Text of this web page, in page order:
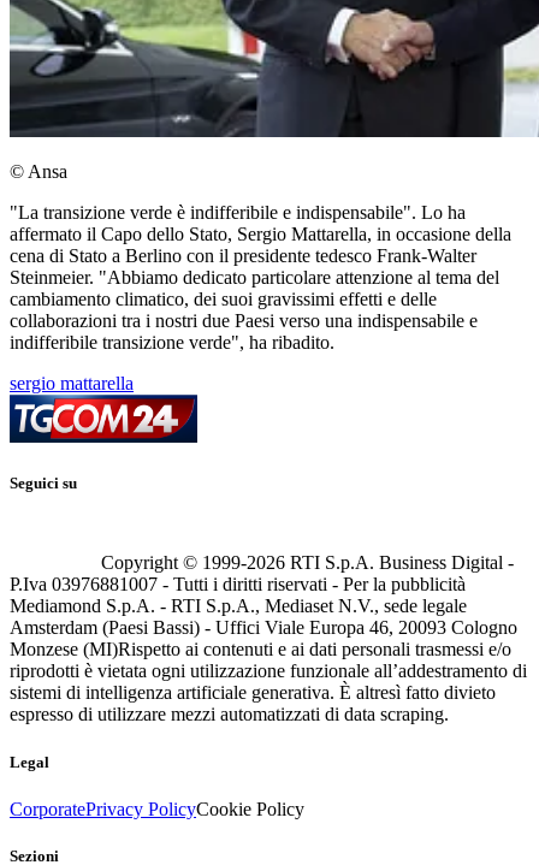
© Ansa
"La transizione verde è indifferibile e indispensabile". Lo ha
affermato il Capo dello Stato, Sergio Mattarella, in occasione della
cena di Stato a Berlino con il presidente tedesco Frank-Walter
Steinmeier. "Abbiamo dedicato particolare attenzione al tema del
cambiamento climatico, dei suoi gravissimi effetti e delle
collaborazioni tra i nostri due Paesi verso una indispensabile e
indifferibile transizione verde", ha ribadito.
sergio mattarella
Seguici su
Copyright © 1999-2026 RTI S.p.A. Business Digital -
P.Iva 03976881007 - Tutti i diritti riservati - Per la pubblicità
Mediamond S.p.A. - RTI S.p.A., Mediaset N.V., sede legale
Amsterdam (Paesi Bassi) - Uffici Viale Europa 46, 20093 Cologno
Monzese (MI)Rispetto ai contenuti e ai dati personali trasmessi e/o
riprodotti è vietata ogni utilizzazione funzionale all’addestramento di
sistemi di intelligenza artificiale generativa. È altresì fatto divieto
espresso di utilizzare mezzi automatizzati di data scraping.
Legal
CorporatePrivacy PolicyCookie Policy
Sezioni